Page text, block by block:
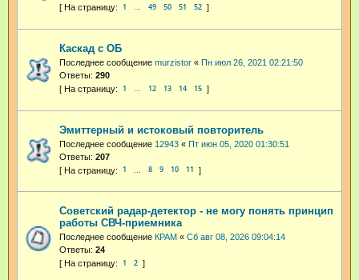
1 … 49 50 51 52
Каскад с ОБ
Последнее сообщение murzistor « Пн июл 26, 2021 02:21:50
Ответы: 290
1 12 13 14 15
Эмиттерный и истоковый повторитель
Последнее сообщение 12943 « Пт июн 05, 2020 01:30:51
Ответы: 207
1 8 9 10 11
Советский радар-детектор - не могу понять принцип
работы СВЧ-приемника
Последнее сообщение КРАМ « Сб авг 08, 2026 09:04:14
Ответы: 24
1 2